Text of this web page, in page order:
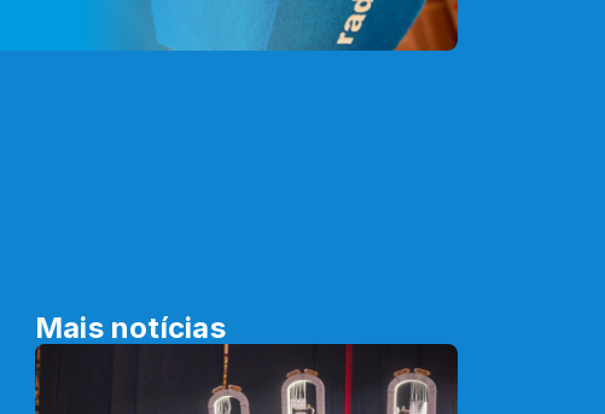
Mais notícias